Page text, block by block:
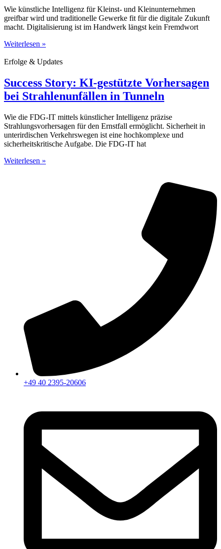
Wie künstliche Intelligenz für Kleinst- und Kleinunternehmen
greifbar wird und traditionelle Gewerke fit für die digitale Zukunft
macht. Digitalisierung ist im Handwerk längst kein Fremdwort
Weiterlesen »
Erfolge & Updates
Success Story: KI-gestützte Vorhersagen
bei Strahlenunfällen in Tunneln
Wie die FDG-IT mittels künstlicher Intelligenz präzise
Strahlungsvorhersagen für den Ernstfall ermöglicht. Sicherheit in
unterirdischen Verkehrswegen ist eine hochkomplexe und
sicherheitskritische Aufgabe. Die FDG-IT hat
Weiterlesen »
+49 40 2395-20606